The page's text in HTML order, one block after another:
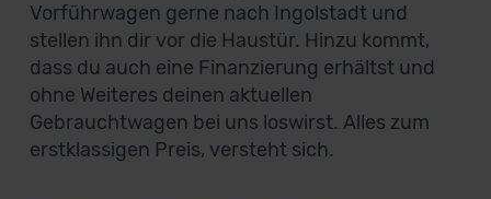
Vorführwagen gerne nach Ingolstadt und
stellen ihn dir vor die Haustür. Hinzu kommt,
dass du auch eine Finanzierung erhältst und
ohne Weiteres deinen aktuellen
Gebrauchtwagen bei uns loswirst. Alles zum
erstklassigen Preis, versteht sich.